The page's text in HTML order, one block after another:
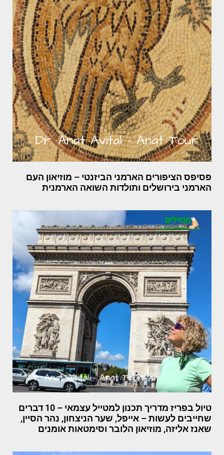
פסיפס הציפורים הארמני הביזנטי – מוזיאון העם
הארמני בירושלים ותולדות השואה הארמנית
טיול בפריז מדריך תכנון למטייל עצמאי – 10 דברים
שחייבים לעשות – אייפל, שער הניצחון, נהר הסיין,
שאנז אליזה, מוזיאון הלובר וסימטאות אומנים